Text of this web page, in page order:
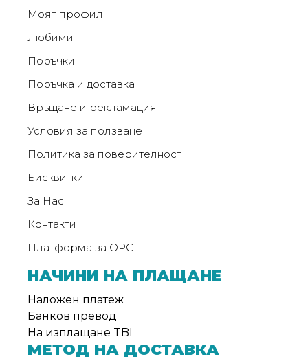
Моят профил
Любими
Поръчки
Поръчка и доставка
Връщане и рекламация
Условия за ползване
Политика за поверителност
Бисквитки
За Нас
Контакти
Платформа за ОРС
НАЧИНИ НА ПЛАЩАНЕ
Наложен платеж
Банков превод
На изплащане TBI
МЕТОД НА ДОСТАВКА